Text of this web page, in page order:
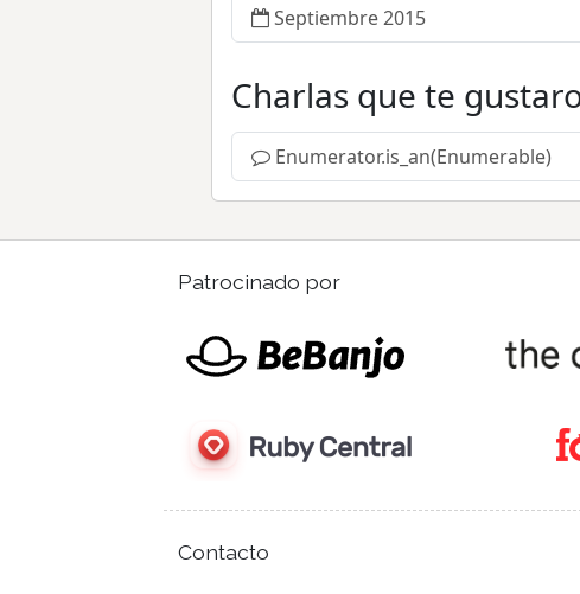
Septiembre 2015
Charlas que te
Enumerator.is_an(Enumerable)
Patrocinado por
Contacto